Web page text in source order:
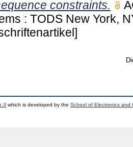
constraints.
: TODS New York,
3 which is developed by theSchool of Electronics and